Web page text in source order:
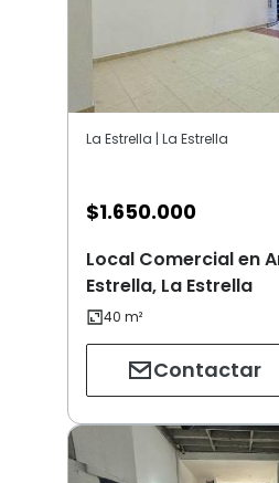
La Estrella | La Estrella
$1.650.000
Local Comercial en
Estrella, La Estrella
Contactar